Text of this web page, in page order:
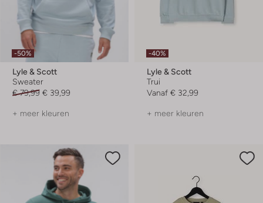
-50%
Lyle & Scott
Sweater
€ 79,99 € 39,99
+ meer kleuren
-40%
Lyle & Scott
Trui
Vanaf € 32,99
+ meer kleuren